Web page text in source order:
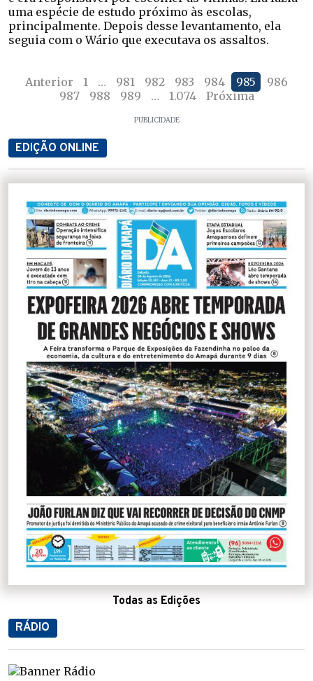
uma espécie de estudo próximo às escolas,
principalmente. Depois desse levantamento, ela
seguia com o Wário que executava os assaltos.
Anterior 1 … 981 982 983 984 985
986
987
988 989 … 1.074 Próxima
PUBLICIDADE
EDIÇÃO ONLINE
Todas as Edições
RÁDIO